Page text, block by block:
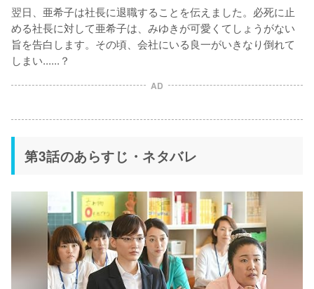
翌日、亜希子は社長に退職することを伝えました。必死に止
める社長に対して亜希子は、みゆきが可愛くてしょうがない
旨を告白します。その頃、会社にいる良一がいきなり倒れて
しまい......？
AD
第3話のあらすじ・ネタバレ